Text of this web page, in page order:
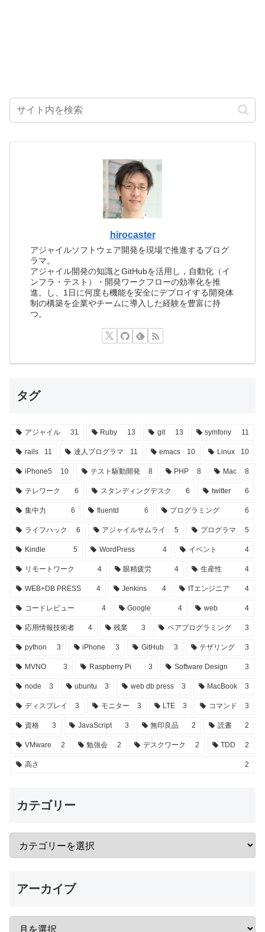
hirocaster
アジャイルソフトウェア開発を現場で推進するプログ
ラマ。
アジャイル開発の知識とGitHubを活用し，自動化（イ
ンフラ・テスト）・開発ワークフローの効率化を推
進。し、1日に何度も機能を安全にデプロイする開発体
制の構築を企業やチームに導入した経験を豊富に持
つ。
タグ
アジャイル 31 Ruby 13 git 13 symfony 11
rails 11 達人プログラマ 11 emacs 10 Linux 10
iPhone5 10 テスト駆動開発 8 PHP 8 Mac 8
テレワーク 6 スタンディングデスク 6 twitter 6
集中力 6 fluentd 6 プログラミング 6
ライフハック 6 アジャイルサムライ 5 プログラマ 5
Kindle 5 WordPress 4 イベント 4
リモートワーク 4 眼精疲労 4 生産性 4
WEB+DB PRESS 4 Jenkins 4 ITエンジニア 4
コードレビュー 4 Google 4 web 4
応用情報技術者 4 残業 3 ペアプログラミング 3
python 3 iPhone 3 GitHub 3 テザリング 3
MVNO 3 Raspberry Pi 3 Software Design 3
node 3 ubuntu 3 web db press 3 MacBook 3
ディスプレイ 3 モニター 3 LTE 3 コマンド 3
資格 3 JavaScript 3 無印良品 2 読書 2
VMware 2 勉強会 2 デスクワーク 2 TDD 2
高さ 2
カテゴリー
アーカイブ